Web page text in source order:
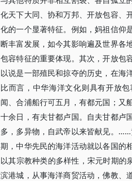
化天下大同、协和万邦、开放包容、
化的一个显著特征。例如，妈祖信仰
断丰富发展，如今其影响遍及世界各
包容特征的重要体现。其次，开放包
以说是一部殖民和掠夺的历史，在海
比而言，中华海洋文化则具有开放
闻、合浦船行可五月，有都元国；又
十余日，有夫甘都卢国。自夫甘都卢
多，多异物，自武帝以来皆献见。
期，中华先民的海洋活动就以各国的
以其宗教种类的多样性，宋元时期的
滨港城，从事海洋商贸活动，佛教、